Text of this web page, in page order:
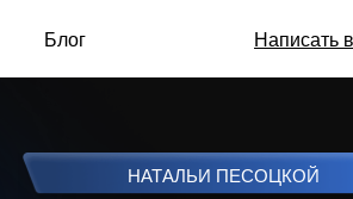
Блог Написать
НАТАЛЬИ ПЕСОЦКОЙ